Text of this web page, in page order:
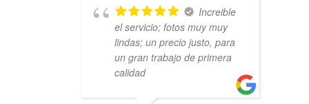
Increible
el servicio; fotos muy muy
lindas; un precio justo, para
un gran trabajo de primera
calidad